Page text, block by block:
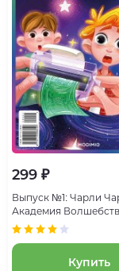
299 ₽
Выпуск №1: Чарли
Академия
превратилась в
Купить